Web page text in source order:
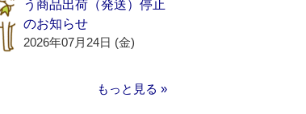
う商品出荷（発送）停止
のお知らせ
2026年07月24日 (金)
もっと見る »